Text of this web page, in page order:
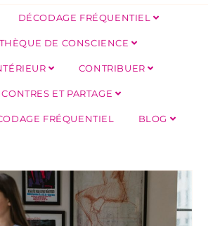
DÉCODAGE FRÉQUENTIEL
DE CONSCIENCE
CONTRIBUER
ET PARTAGE
FRÉQUENTIEL BLOG